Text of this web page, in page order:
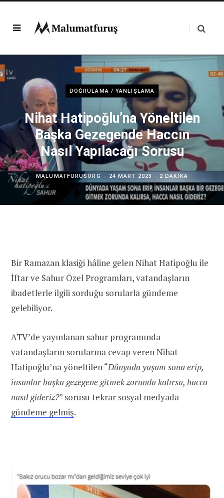
DOĞRULAMA / YANLIŞLAMA
Nihat Hatipoğlu’na Yöneltilen
Başka Gezegende Haccın
Nasıl Yapılacağı Sorusu
MALUMATFURUSORG 24 MART 2023 2 DAKIKA
Bir Ramazan klasiği hâline gelen Nihat Hatipoğlu ile
İftar ve Sahur Özel Programları, vatandaşların
ibadetlerle ilgili sorduğu sorularla gündeme
gelebiliyor.
ATV’de yayınlanan sahur programında
vatandaşların sorularına cevap veren Nihat
Hatipoğlu’na yöneltilen “Dünyada yaşam sona erip,
insanlar başka gezegene gitmek zorunda kalırsa, hacca
nasıl gideriz?” sorusu tekrar sosyal medyada
gündeme gelmiş.